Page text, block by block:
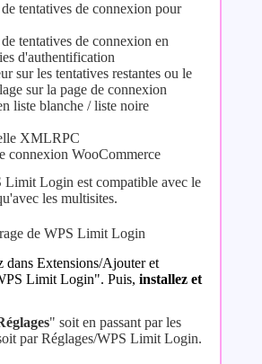
tentatives de connexion pour
tentatives de connexion en
d'authentification
sur les tentatives restantes ou le
sur la page de connexion
liste blanche / liste noire
XMLRPC
connexion WooCommerce
Limit Login est compatible avec le
les multisites.
de WPS Limit Login
dans Extensions/Ajouter et
Limit Login". Puis, installez et
" soit en passant par les
par Réglages/WPS Limit Login.